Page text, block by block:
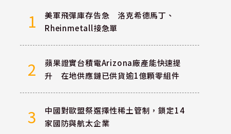
1
美軍飛彈庫存告急 洛克希德馬丁、
Rheinmetall接急單
2
蘋果證實台積電Arizona廠產能快速提
升 在地供應鏈已供貨逾1億顆零組件
3
中國對歐盟祭選擇性稀土管制，鎖定14
家國防與航太企業